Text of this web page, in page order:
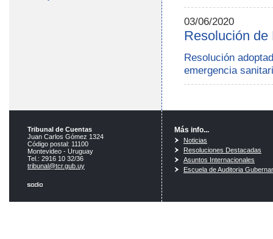
03/06/2020
Resolución de
Resolución
emergencia
Tribunal de Cuentas
Juan Carlos Gómez 1324
Código postal: 11100
Montevideo - Uruguay
Tel.: 2916 10 32/36
tribunal@tcr.gub.uy
Más info...
Noticias
Resoluciones Destacadas
Asuntos Internacionales
Escuela de Auditoria